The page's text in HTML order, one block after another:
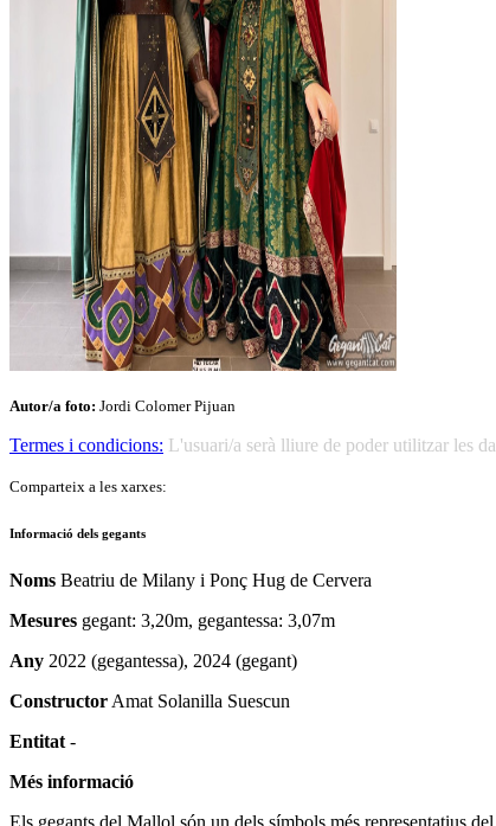
Autor/a foto: Jordi Colomer Pijuan
Termes i condicions: L'usuari/a serà lliure de poder utilitzar les
Comparteix a les xarxes:
Informació dels gegants
Noms Beatriu de Milany i Ponç Hug de Cervera
Mesures gegant: 3,20m, gegantessa: 3,07m
Any 2022 (gegantessa), 2024 (gegant)
Constructor Amat Solanilla Suescun
Entitat -
Més informació
Els gegants del Mallol són un dels símbols més representatius